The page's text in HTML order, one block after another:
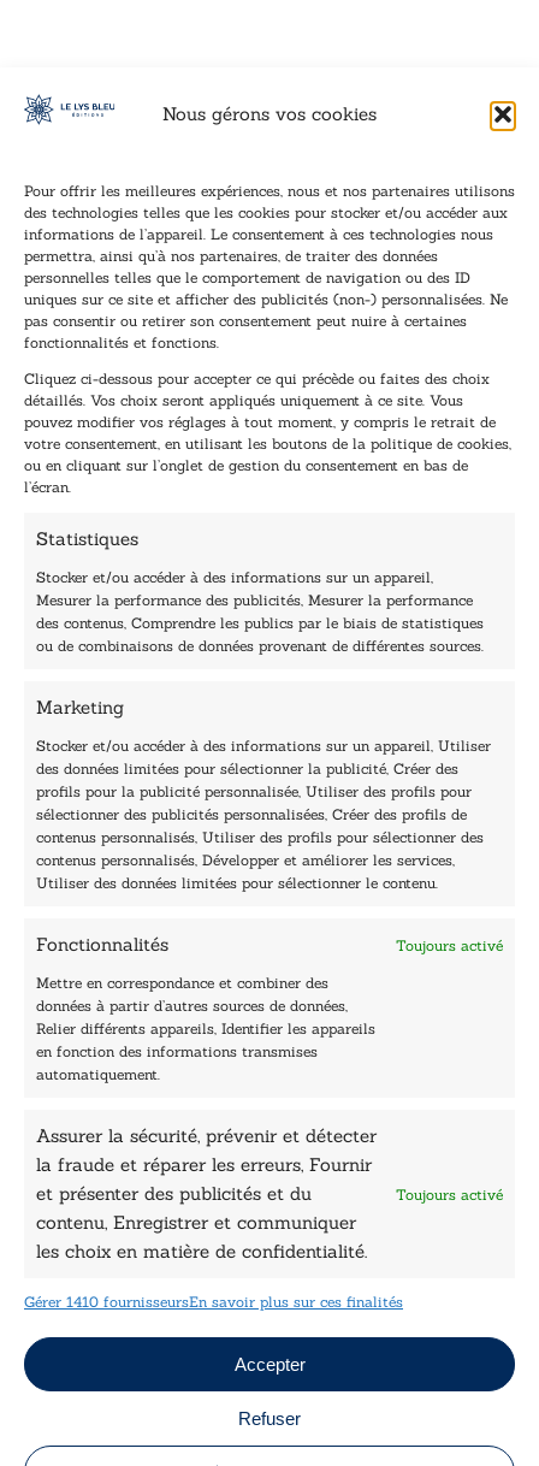
Nous gérons vos cookies
Pour offrir les meilleures expériences, nous et nos partenaires utilisons
des technologies telles que les cookies pour stocker et/ou accéder aux
informations de l’appareil. Le consentement à ces technologies nous
permettra, ainsi qu’à nos partenaires, de traiter des données
personnelles telles que le comportement de navigation ou des ID
uniques sur ce site et afficher des publicités (non-) personnalisées. Ne
pas consentir ou retirer son consentement peut nuire à certaines
fonctionnalités et fonctions.
Cliquez ci-dessous pour accepter ce qui précède ou faites des choix
détaillés. Vos choix seront appliqués uniquement à ce site. Vous
pouvez modifier vos réglages à tout moment, y compris le retrait de
votre consentement, en utilisant les boutons de la politique de cookies,
ou en cliquant sur l’onglet de gestion du consentement en bas de
l’écran.
Statistiques
Stocker et/ou accéder à des informations sur un appareil,
Mesurer la performance des publicités, Mesurer la performance
des contenus, Comprendre les publics par le biais de statistiques
ou de combinaisons de données provenant de différentes sources.
Marketing
Stocker et/ou accéder à des informations sur un appareil, Utiliser
des données limitées pour sélectionner la publicité, Créer des
profils pour la publicité personnalisée, Utiliser des profils pour
sélectionner des publicités personnalisées, Créer des profils de
contenus personnalisés, Utiliser des profils pour sélectionner des
contenus personnalisés, Développer et améliorer les services,
Utiliser des données limitées pour sélectionner le contenu.
Fonctionnalités Toujours activé
Mettre en correspondance et combiner des
données à partir d’autres sources de données,
Relier différents appareils, Identifier les appareils
en fonction des informations transmises
automatiquement.
Assurer la sécurité, prévenir et détecter
la fraude et réparer les erreurs, Fournir
et présenter des publicités et du
contenu, Enregistrer et communiquer
les choix en matière de confidentialité.
Toujours activé
Gérer 1410 fournisseursEn savoir plus sur ces finalités
Accepter
Refuser
Inscription à la newsletter
Inscrivez-vous à notre newsletter et recevez nos
dernières nouvelles.
m
a
i
l
E
i
l
*
E
m
a
i
l
*
TENEZ-MOI AU COURANT !
40, rue du Louvre 75001 Paris
Horaires du standard
De mardi à vendredi :
9h - 12h et 13h30 - 16h30
Lundi, samedi et dimanche : fermé
Navigation
Accueil
Les Plumes du Lys Bleu
Prix sciences humaines et sociales
Nos collections
Nos auteurs
Catalogue
Sciences humaines
Pratique
Le Petit Lys
Données légales
Conditions Générales de vente
Politique de cookies
Mentions légales
Jeux concours
Copyright © 2026 Le Lys Bleu Éditions tous droits
réservés